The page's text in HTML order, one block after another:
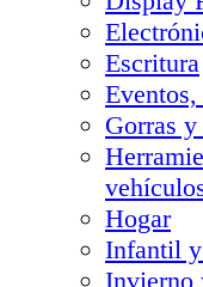
Escritura
Gorras y
Hogar
Infantil y
Invierno